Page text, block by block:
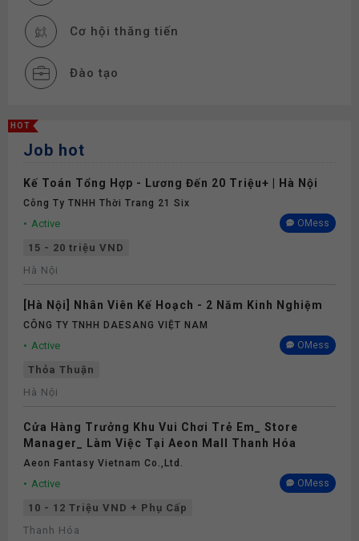
Cơ hội thăng tiến
Đào tạo
HOT
Job hot
Kế Toán Tổng Hợp - Lương Đến 20 Triệu+ | Hà Nội
Công Ty TNHH Thời Trang 21 Six
Active OMess
15 - 20 triệu VND
Hà Nội
[Hà Nội] Nhân Viên Kế Hoạch - 2 Năm Kinh Nghiệm
CÔNG TY TNHH DAESANG VIỆT NAM
Active OMess
Thỏa Thuận
Hà Nội
Cửa Hàng Trưởng Khu Vui Chơi Trẻ Em_ Store
Manager_ Làm Việc Tại Aeon Mall Thanh Hóa
Aeon Fantasy Vietnam Co.,ltd.
Active OMess
10 - 12 Triệu VND + Phụ Cấp
Thanh Hóa